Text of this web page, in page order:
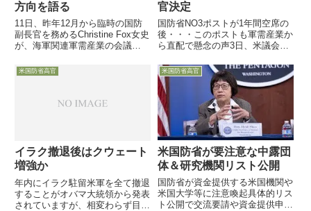
方向を語る
11日、昨年12月から臨時の国防
副長官を務めるChristine Fox女史
が、海軍関連軍需産業の会議
軍内で議論になっている事項につ
いて「ちらりと」持論を展開しま
官決定
国防省NO3ポストが1年間空席の
後・・・このポストも軍需産業か
ら直配で懸念の声3日、米議会上
防省No3ポストと言われる政策担
当国防次官にJohn Rood氏をつけ
ることを承認しました。前任者が
政権交代に伴い...
米国防省高官
イラク撤退後はクウェート
増強か
年内にイラク駐留米軍を全て撤退
することがオバマ大統領から発表
されていますが、相変わらず目が
米国防省高官
米国防省が要注意な中露団
体＆研究機関リスト公開
国防省が資金提供する米国機関や
米国大学等に注意喚起具体的リス
ト公開で交流要請や資金提供申し